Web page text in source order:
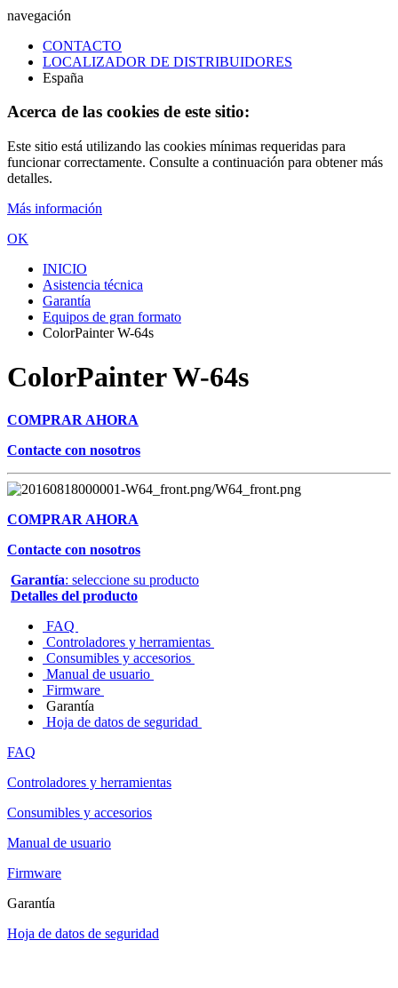
navegación
CONTACTO
LOCALIZADOR DE DISTRIBUIDORES
España
Acerca de las cookies de este sitio:
Este sitio está utilizando las cookies mínimas requeridas para
funcionar correctamente. Consulte a continuación para obtener más
detalles.
Más información
OK
INICIO
Asistencia técnica
Garantía
Equipos de gran formato
ColorPainter W-64s
ColorPainter W-64s
COMPRAR AHORA
Contacte con nosotros
COMPRAR AHORA
Contacte con nosotros
Garantía: seleccione su producto
Detalles del producto
FAQ
Controladores y herramientas
Consumibles y accesorios
Manual de usuario
Firmware
Garantía
Hoja de datos de seguridad
FAQ
Controladores y herramientas
Consumibles y accesorios
Manual de usuario
Firmware
Garantía
Hoja de datos de seguridad